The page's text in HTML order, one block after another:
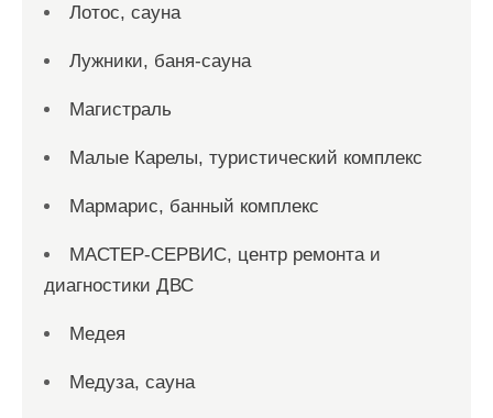
Лотос, сауна
Лужники, баня-сауна
Магистраль
Малые Карелы, туристический комплекс
Мармарис, банный комплекс
МАСТЕР-СЕРВИС, центр ремонта и
диагностики ДВС
Медея
Медуза, сауна